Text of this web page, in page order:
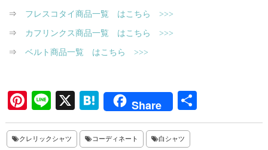
⇒ フレスコタイ商品一覧 はこちら >>>
⇒ カフリンクス商品一覧 はこちら >>>
⇒ ベルト商品一覧 はこちら >>>
Pi
nt
er
Li
ne
X
H
at
en
Share
有
クレリックシャツ コーディネート 白シャツ